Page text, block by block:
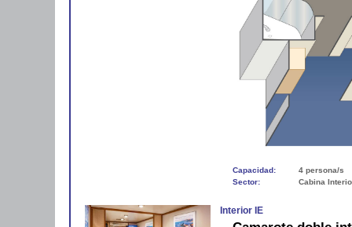
Capacidad:
4 persona/s
Sector:
Cabina
Interior IE